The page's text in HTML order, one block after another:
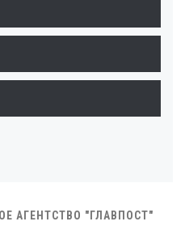
АГЕНТСТВО "ГЛАВПОСТ"